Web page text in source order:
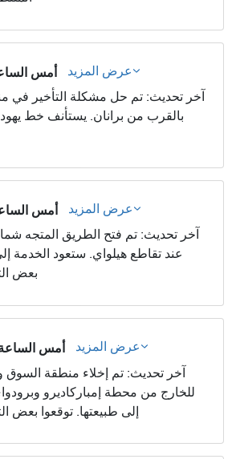
أمس الساعة 4:47:40
عرض المزيد
آخر تحديث: تم حل مشكلة التأخير في
بالقرب من برانان. يستأنف خط
أمس الساعة 1:01:38
عرض المزيد
آخر تحديث: تم فتح الطريق المتجه
عند تقاطع هيلواي. ستعود الخدمة
بعض
أمس الساعة 12:45:03
عرض المزيد
آخر تحديث: تم إخلاء منطقة السوق
للخارج من محطة إمباركاديرو
إلى طبيعتها. توقعوا بعض